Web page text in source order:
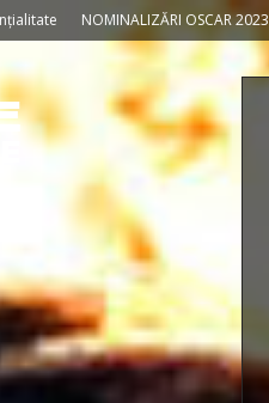
NOMINALIZĂRI OSCAR 2023